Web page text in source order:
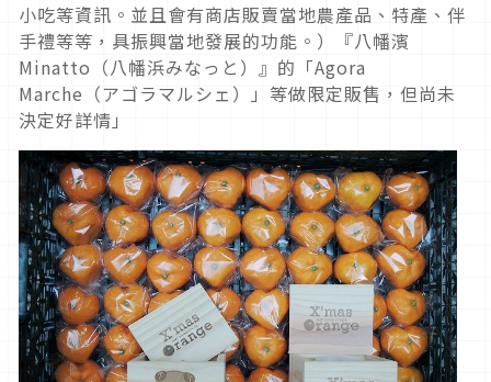
小吃等資訊。並且會有商店販賣當地農產品、特產、伴
手禮等等，具振興當地發展的功能。）『八幡濱
Minatto（八幡浜みなっと）』的「Agora
Marche（アゴラマルシェ）」等做限定販售，但尚未
決定好詳情」